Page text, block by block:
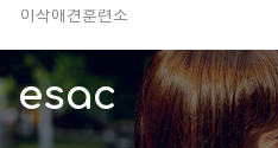
이삭애견훈련소
안전하고 행복한 펫티켓 선도!
경기도 화성시 봉담읍 위치
이찬종, 이웅종 소장 소개
esac